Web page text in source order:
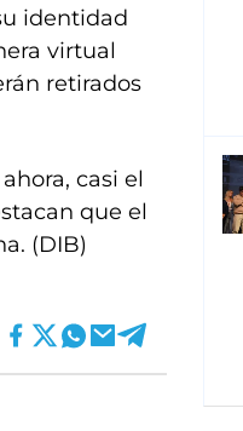
identidad
virtual
retirados
casi el
que el
(DIB)